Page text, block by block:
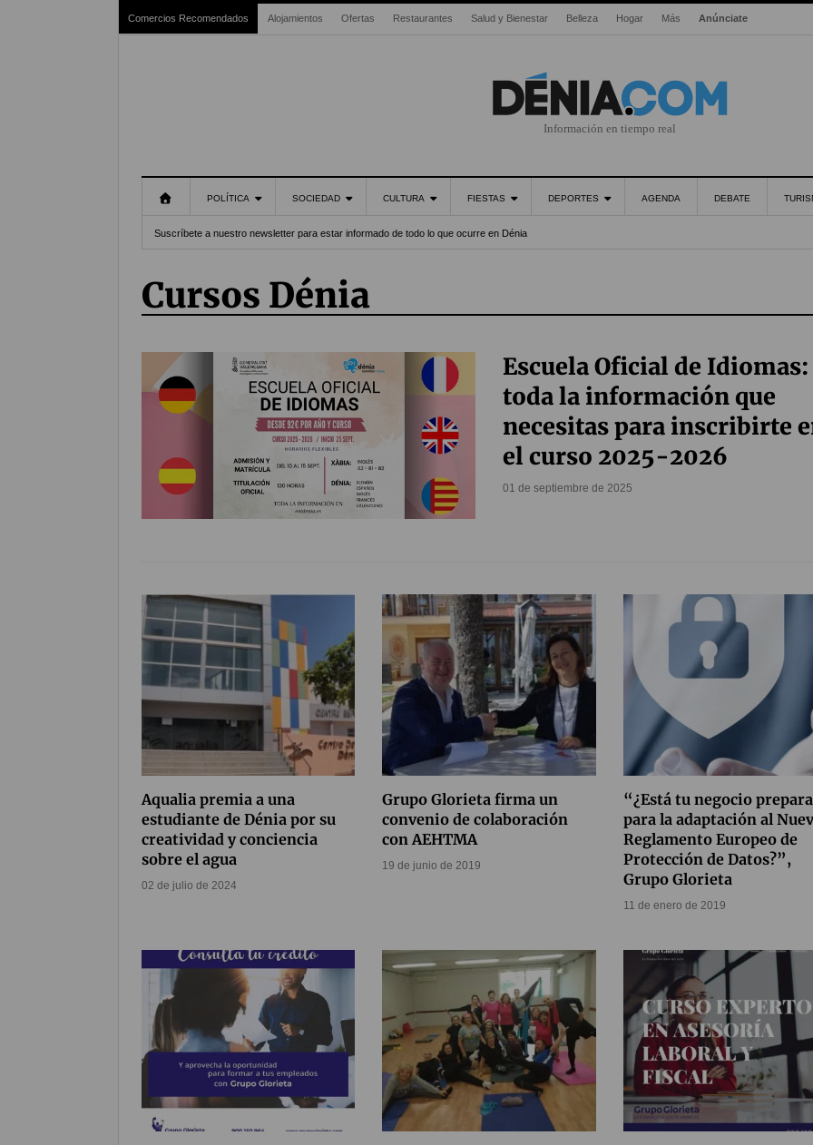
Comercios Recomendados Alojamientos Ofertas Restaurantes Salud y Bienestar Belleza Hogar Más Anúnciate
Información en tiempo real
POLÍTICA SOCIEDAD CULTURA FIESTAS DEPORTES AGENDA DEBATE
Suscríbete a nuestro newsletter para estar informado de todo lo que ocurre en Dénia
Cursos Dénia
Escuela Oficial de Idiomas:
toda la información que
necesitas para inscribirte
el curso 2025-2026
01 de septiembre de 2025
Aqualia premia a una
estudiante de Dénia por su
creatividad y conciencia
sobre el agua
02 de julio de 2024
Grupo Glorieta firma un
convenio de colaboración
con AEHTMA
19 de junio de 2019
“¿Está tu negocio
para la adaptación al
Reglamento Europeo de
Protección de Datos?”,
Grupo Glorieta
11 de enero de 2019